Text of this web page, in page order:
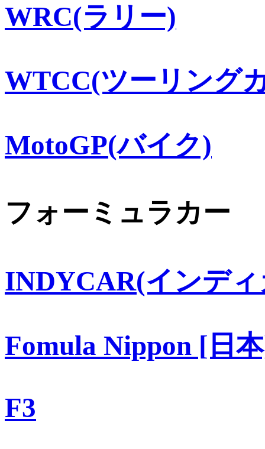
WRC(ラリー)
WTCC(ツーリング
MotoGP(バイク)
フォーミュラカー
INDYCAR(インデ
Fomula Nippon [日
F3